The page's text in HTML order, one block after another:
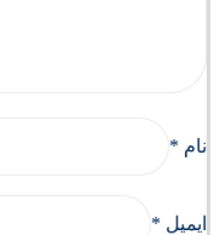
نام *
ایمیل *